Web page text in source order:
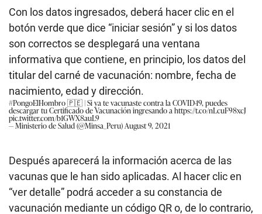
Con los datos ingresados, deberá hacer clic en el
botón verde que dice “iniciar sesión” y si los datos
son correctos se desplegará una ventana
informativa que contiene, en principio, los datos del
titular del carné de vacunación: nombre, fecha de
nacimiento, edad y dirección.
#PongoElHombro🇵🇪 | Si ya te vacunaste contra la COVID-19, puedes
descargar tu Certificado de Vacunación ingresando ahttps://t.co/nLcuF98xcJ
pic.twitter.com/b1GWX8auL9
— Ministerio de Salud (@Minsa_Peru)August 9, 2021
Después aparecerá la información acerca de las
vacunas que le han sido aplicadas. Al hacer clic en
“ver detalle” podrá acceder a su constancia de
vacunación mediante un código QR o, de lo contrario,